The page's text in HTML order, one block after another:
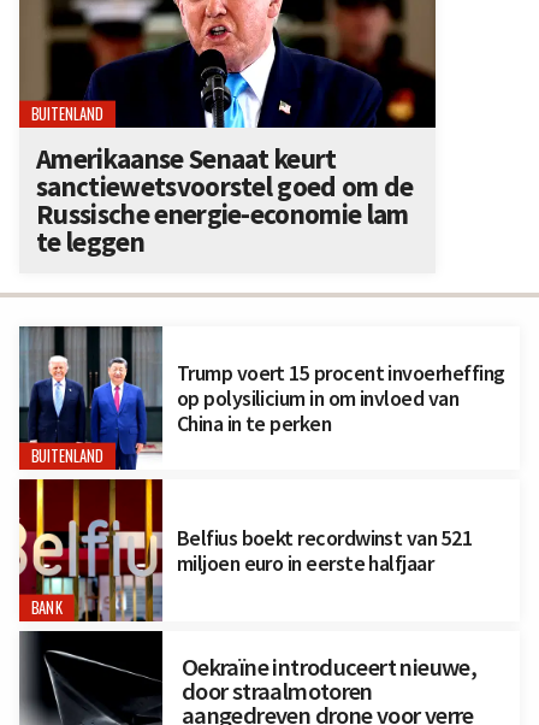
BUITENLAND
Trump voert 15 procent invoerheffing
op polysilicium in om invloed van
China in te perken
BANK
Belfius boekt recordwinst van 521
miljoen euro in eerste halfjaar
Oekraïne introduceert nieuwe,
door straalmotoren
aangedreven drone voor verre
BUITENLAND
Amerikaanse Senaat keurt
sanctiewetsvoorstel goed om de
Russische energie-economie lam
te leggen